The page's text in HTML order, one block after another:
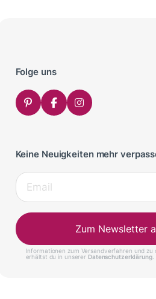
Folge uns
Keine Neuigkeiten mehr
Zum Newsletter
Informationen zum Versandverfahren und zu
erhältst du in unserer Datenschutzerklärung.